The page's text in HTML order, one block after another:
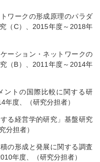
ワークの形成原理のパラダ
（C）、2015年度～2018年
ーション・ネットワークの
（B）、2011年度～2014年
ントの国際比較に関する研
年度、（研究分担者）
る経営学的研究」基盤研究
分担者）
の形成と発展に関する調査
年度、（研究分担者）